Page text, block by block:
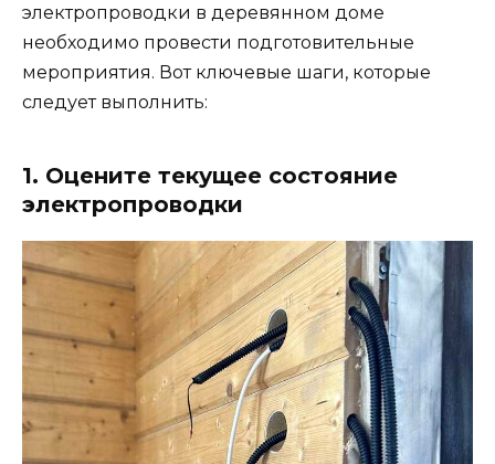
электропроводки в деревянном доме
необходимо провести подготовительные
мероприятия. Вот ключевые шаги, которые
следует выполнить:
1. Оцените текущее состояние
электропроводки